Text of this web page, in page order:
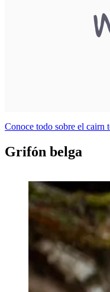
Conoce todo sobre el cairn
Grifón belga